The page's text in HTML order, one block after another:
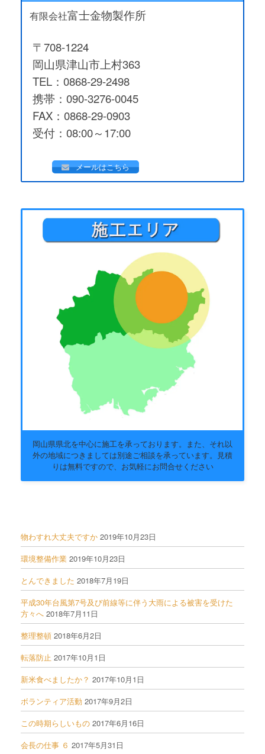
有限会社富士金物製作所
〒708-1224
岡山県津山市上村363
TEL：0868-29-2498
携帯：090-3276-0045
FAX：0868-29-0903
受付：08:00～17:00
メールはこちら
岡山県県北を中心に施工を承っております。また、それ以
外の地域につきましては別途ご相談を承っています。見積
りは無料ですので、お気軽にお問合せください
物わすれ大丈夫ですか 2019年10月23日
環境整備作業 2019年10月23日
とんできました 2018年7月19日
平成30年台風第7号及び前線等に伴う大雨による被害を受けた
方々へ 2018年7月11日
整理整頓 2018年6月2日
転落防止 2017年10月1日
新米食べましたか？ 2017年10月1日
ボランティア活動 2017年9月2日
この時期らしいもの 2017年6月16日
会長の仕事 ６ 2017年5月31日